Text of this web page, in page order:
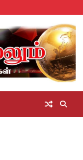
அரசியல்ஆன்மிகம்
சட்டம்
அறிவோம்
சினிமா